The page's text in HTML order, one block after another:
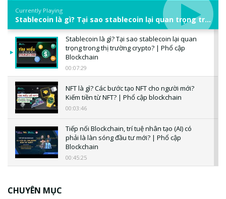
Currently Playing
Stablecoin là gì? Tại sao stablecoin lại quan trọng trong thị trường crypto? | Phổ cập Blockchain
Stablecoin là gì? Tại sao stablecoin lại quan
trọng trong thị trường crypto? | Phổ cập
Blockchain
00:07:29
NFT là gì? Các bước tạo NFT cho người mới?
Kiếm tiền từ NFT? | Phổ cập blockchain
00:03:46
Tiếp nối Blockchain, trí tuệ nhân tạo (AI) có
phải là làn sóng đầu tư mới? | Phổ cập
Blockchain
00:45:25
CHUYÊN MỤC